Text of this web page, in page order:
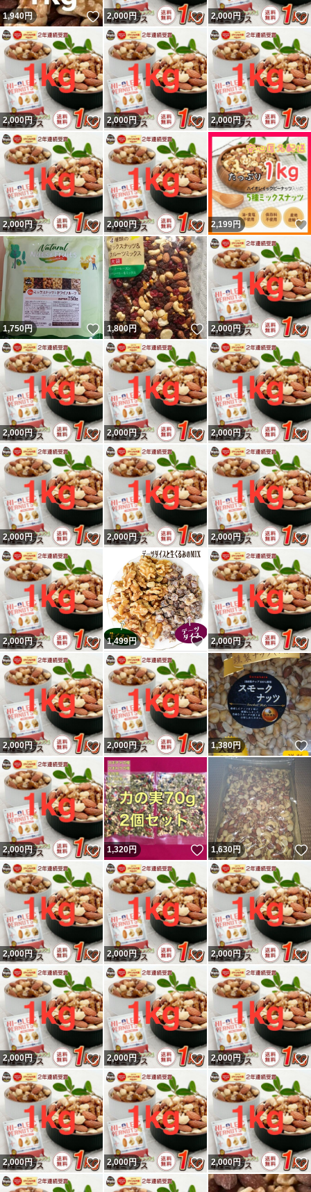
1,940円 いいね！
2,000円 いいね！
2,000円
2,000円 いいね！
2,000円 いいね！
2,000円
2,000円 いいね！
2,000円 いいね！
2,199円
1,750円 いいね！
1,800円 いいね！
2,000円
2,000円 いいね！
2,000円 いいね！
2,000円
2,000円 いいね！
2,000円 いいね！
2,000円
2,000円 いいね！
1,499円 いいね！
2,000円
2,000円 いいね！
2,000円 いいね！
1,380円
2,000円 いいね！
1,320円 いいね！
1,630円
2,000円 いいね！
2,000円 いいね！
2,000円
2,000円 いいね！
2,000円 いいね！
2,000円
2,000円 いいね！
2,000円 いいね！
2,000円